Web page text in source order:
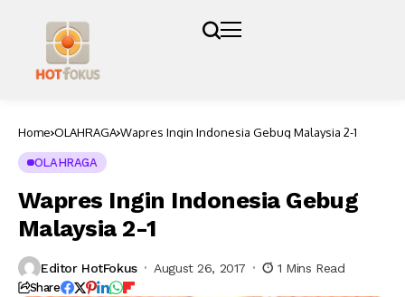
Home OLAHRAGA Wapres Ingin Indonesia Gebug Malaysia 2-1
OLAHRAGA
Wapres Ingin Indonesia Gebug
Malaysia 2-1
Editor HotFokus August 26, 2017 1 Mins Read
Share